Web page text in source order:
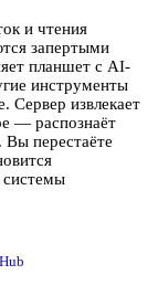
и чтения
запертыми
планшет с AI-
инструменты
Сервер извлекает
— распознаёт
Вы перестаёте